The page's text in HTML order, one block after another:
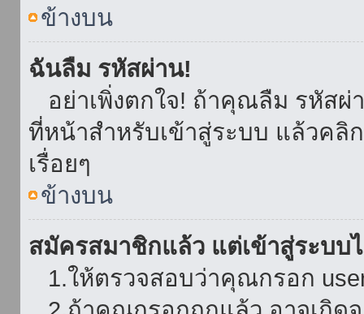
ข้างบน
ฉันลืม รหัสผ่าน!
อย่าเพิ่งตกใจ! ถ้าคุณลืม รหัสผ่
ที่หน้าสำหรับเข้าสู่ระบบ แล้วค
เรื่อยๆ
ข้างบน
สมัครสมาชิกแล้ว แต่เข้าสู่ระบบ
1.ให้ตรวจสอบว่าคุณกรอก